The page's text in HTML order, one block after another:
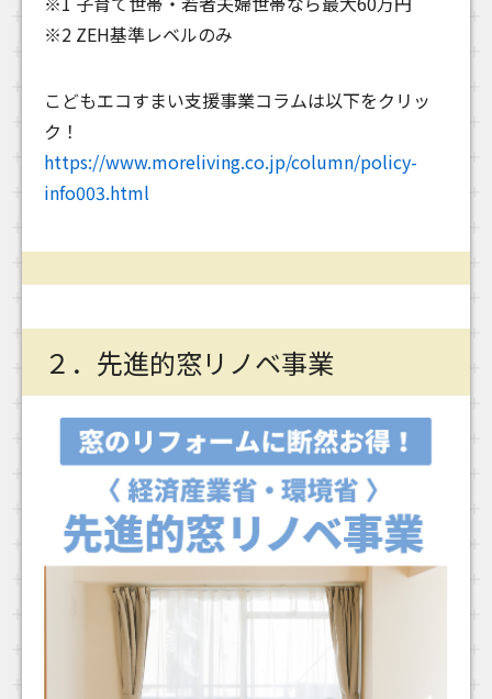
※2 ZEH基準レベルのみ
こどもエコすまい支援事業コラムは以下をクリッ
ク！
https://www.moreliving.co.jp/column/policy-
info003.html
２．先進的窓リノベ事業